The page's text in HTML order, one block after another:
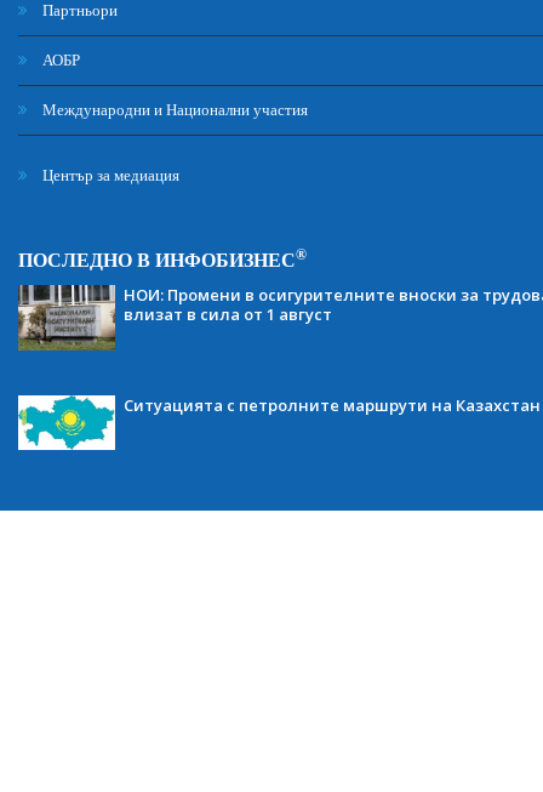
Партньори
АОБР
Международни и Национални участия
Център за медиация
ПОСЛЕДНО В ИНФОБИЗНЕС®
НОИ: Промени в осигурителните вноски за
влизат в сила от 1 август
Ситуацията с петролните маршрути на Казахстан